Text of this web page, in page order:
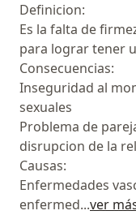
Definicion:
Es la falta de
para lograr tener
Consecuencias:
Inseguridad al
sexuales
Problema de
disrupcion de la
Causas:
Enfermedades
enfermed...ver